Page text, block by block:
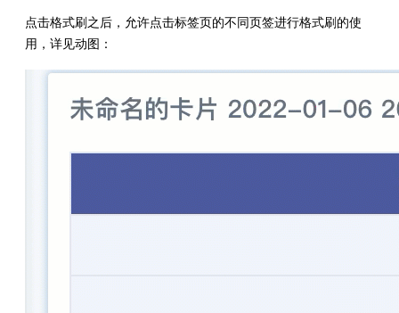
点击格式刷之后，允许点击标签页的不同页签进行格式刷的使
用，详见动图：